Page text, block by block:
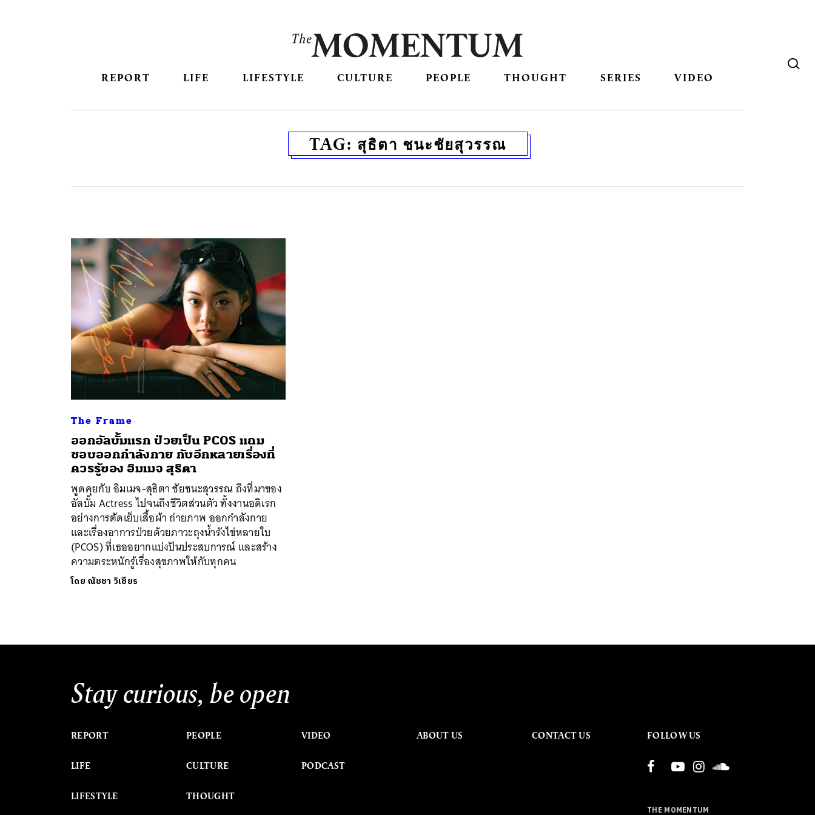
REPORT LIFE LIFESTYLE CULTURE PEOPLE THOUGHT SERIES VIDEO
TAG: สุธิตา ชนะชัยสุวรรณ
The Frame
ออกอัลบั้มแรก ป่วยเป็น PCOS แถม
ชอบออกกำลังกาย กับอีกหลายเรื่องที่
ควรรู้ของ อิมเมจ สุธิตา
พูดคุยกับ อิมเมจ-สุธิตา ชัยชนะสุวรรณ ถึงที่มาของ
อัลบั้ม Actress ไปจนถึงชีวิตส่วนตัว ทั้งงานอดิเรก
อย่างการตัดเย็บเสื้อผ้า ถ่ายภาพ ออกกำลังกาย
และเรื่องอาการป่วยด้วยภาวะถุงน้ำรังไข่หลายใบ
(PCOS) ที่เธออยากแบ่งปันประสบการณ์ และสร้าง
ความตระหนักรู้เรื่องสุขภาพให้กับทุกคน
โดย ณัชชา วิเชียร
Stay curious, be open
REPORT
LIFE
LIFESTYLE
PEOPLE
CULTURE
THOUGHT
VIDEO
PODCAST
ABOUT US CONTACT US FOLLOW US
THE MOMENTUM
ค้นหา